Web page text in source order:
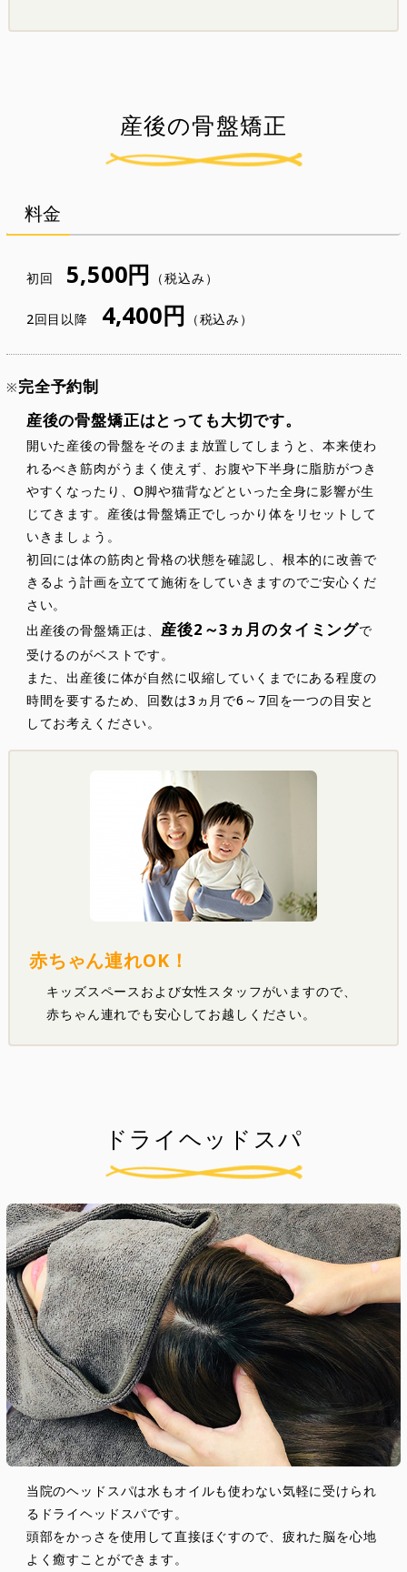
産後の骨盤矯正
料金
初回 5,500円 （税込み）
2回目以降 4,400円 （税込み）
完全予約制
産後の骨盤矯正はとっても大切です。
開いた産後の骨盤をそのまま放置してしまうと、本来使わ
れるべき筋肉がうまく使えず、お腹や下半身に脂肪がつき
やすくなったり、O脚や猫背などといった全身に影響が生
じてきます。産後は骨盤矯正でしっかり体をリセットして
いきましょう。
初回には体の筋肉と骨格の状態を確認し、根本的に改善で
きるよう計画を立てて施術をしていきますのでご安心くだ
さい。
出産後の骨盤矯正は、 産後2～3ヵ月のタイミングで
受けるのがベストです。
また、出産後に体が自然に収縮していくまでにある程度の
時間を要するため、回数は3ヵ月で6～7回を一つの目安と
してお考えください。
赤ちゃん連れOK！
キッズスペースおよび女性スタッフがいますので、
赤ちゃん連れでも安心してお越しください。
ドライヘッドスパ
当院のヘッドスパは水もオイルも使わない気軽に受けられ
るドライヘッドスパです。
頭部をかっさを使用して直接ほぐすので、疲れた脳を心地
よく癒すことができます。